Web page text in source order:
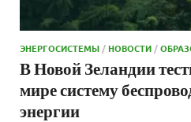
ЭНЕРГОСИСТЕМЫ /НОВОСТИ /
В Новой Зеландии
мире систему
энергии